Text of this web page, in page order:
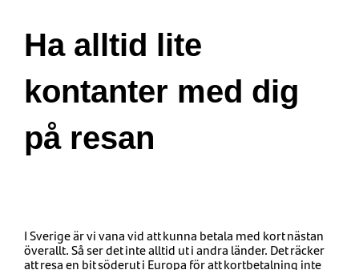
Ha alltid lite
kontanter med dig
på resan
I Sverige är vi vana vid att kunna betala med kort nästan
överallt. Så ser det inte alltid ut i andra länder. Det räcker
att resa en bit söderut i Europa för att kortbetalning inte